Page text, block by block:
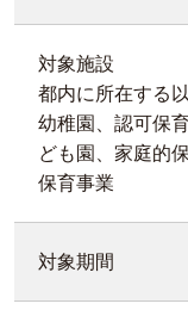
対象施設
都内に所在する
幼稚園、認可保
ども園、家庭的
保育事業
対象期間